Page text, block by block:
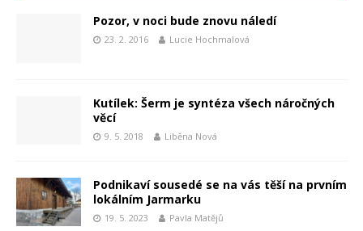
Pozor, v noci bude znovu náledí
23. 2. 2016 Lucie Hochmalová
Kutílek: Šerm je syntéza všech náročných
věcí
9. 5. 2018 Liběna Nová
Podnikaví sousedé se na vás těší na prvním
lokálním Jarmarku
19. 5. 2023 Pavla Matějů